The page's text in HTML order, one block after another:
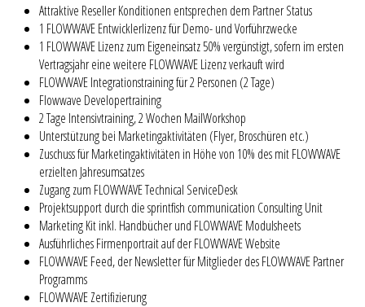
Attraktive Reseller Konditionen entsprechen dem Partner Status
1 FLOWWAVE Entwicklerlizenz für Demo- und Vorführzwecke
1 FLOWWAVE Lizenz zum Eigeneinsatz 50% vergünstigt, sofern im ersten
Vertragsjahr eine weitere FLOWWAVE Lizenz verkauft wird
FLOWWAVE Integrationstraining für 2 Personen (2 Tage)
Flowwave Developertraining
2 Tage Intensivtraining, 2 Wochen MailWorkshop
Unterstützung bei Marketingaktivitäten (Flyer, Broschüren etc.)
Zuschuss für Marketingaktivitäten in Höhe von 10% des mit FLOWWAVE
erzielten Jahresumsatzes
Zugang zum FLOWWAVE Technical ServiceDesk
Projektsupport durch die sprintfish communication Consulting Unit
Marketing Kit inkl. Handbücher und FLOWWAVE Modulsheets
Ausführliches Firmenportrait auf der FLOWWAVE Website
FLOWWAVE Feed, der Newsletter für Mitglieder des FLOWWAVE Partner
Programms
FLOWWAVE Zertifizierung